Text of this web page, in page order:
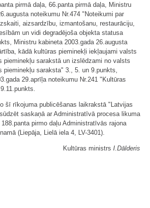
pirmā daļa, 66.panta pirmā daļa, Ministru
noteikumu Nr.474 "Noteikumi par
aizsardzību, izmantošanu, restaurāciju,
un vidi degradējoša objekta statusa
Ministru kabineta 2003.gada 26.augusta
kādā kultūras pieminekļi iekļaujami valsts
pieminekļu sarakstā un izslēdzami no valsts
pieminekļu saraksta" 3., 5. un 9.punkts,
29.aprīļa noteikumu Nr.241 "Kultūras
šī rīkojuma publicēšanas laikrakstā "Latvijas
saskaņā ar Administratīvā procesa likuma
pirmo daļu Administratīvās rajona
(Liepāja, Lielā iela 4, LV-3401).
Kultūras ministrs I.Dālderis